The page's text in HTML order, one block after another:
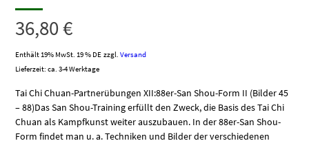
36,80€
Enthält 19% MwSt. 19 % DE zzgl.Versand
Lieferzeit: ca. 3-4 Werktage
Tai Chi Chuan-Partnerübungen XII:88er-San Shou-Form II (Bilder 45
– 88)Das San Shou-Training erfüllt den Zweck, die Basis des Tai Chi
Chuan als Kampfkunst weiter auszubauen. In der 88er-San Shou-
Form findet man u. a. Techniken und Bilder der verschiedenen